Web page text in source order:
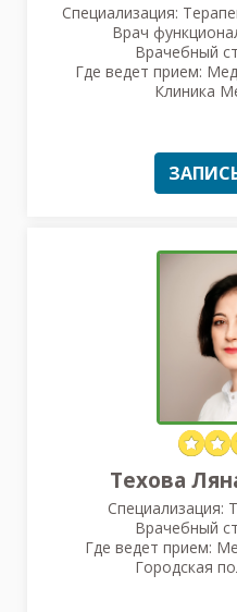
Специализация:
Врач
Врачебный
Где ведет прием:
Клиника
Техова
Специализация:
Врачебный
Где ведет прием:
Городская